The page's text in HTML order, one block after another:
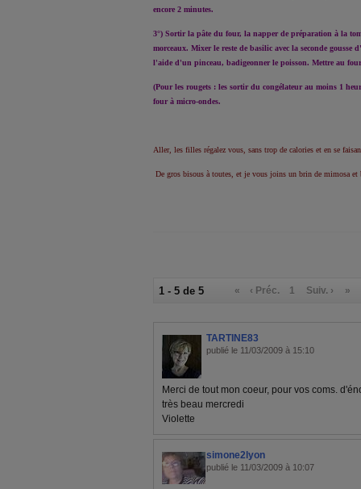
encore 2 minutes.
3°) Sortir la pâte du four, la napper de préparation à la
morceaux. Mixer le reste de basilic avec la seconde
l'aide d'un pinceau, badigeonner le poisson. Mettre au
(Pour les rougets : les sortir du congélateur au moins 1
four à micro-ondes.
Aller, les filles régalez vous, sans trop de calories et en se
De gros bisous à toutes, et je vous joins un brin de mimosa et
1 - 5 de 5 « ‹ Préc. 1 Suiv. › »
TARTINE83
publié le 11/03/2009 à 15:10
Merci de tout mon coeur, pour vos coms.
très beau mercredi
Violette
simone2lyon
publié le 11/03/2009 à 10:07